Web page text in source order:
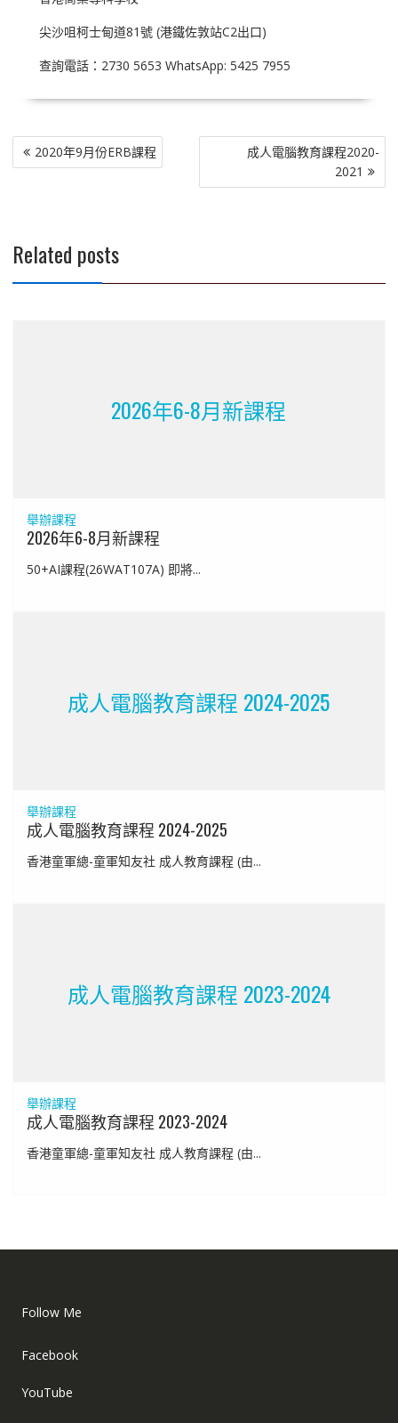
尖沙咀柯士甸道81號 (港鐵佐敦站C2出口)
查詢電話：2730 5653 WhatsApp: 5425 7955
文
章
2020年9月份ERB課程
成人電腦教育課程2020-
2021
Related posts
2026年6-8月新課程
舉辦課程
2026年6-8月新課程
50+AI課程(26WAT107A) 即將...
成人電腦教育課程 2024-2025
舉辦課程
成人電腦教育課程 2024-2025
香港童軍總-童軍知友社 成人教育課程 (由...
成人電腦教育課程 2023-2024
舉辦課程
成人電腦教育課程 2023-2024
香港童軍總-童軍知友社 成人教育課程 (由...
Follow Me
Facebook
YouTube